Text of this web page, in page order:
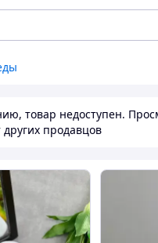
товар недоступен.
продавцов